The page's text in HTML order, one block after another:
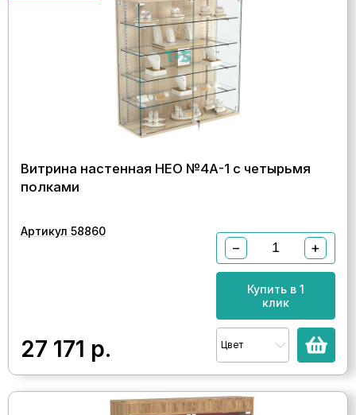
Витрина настенная НЕО №4А-1 с четырьмя
полками
Артикул 58860
27 171 р.
− +
Купить в 1
клик
Цвет